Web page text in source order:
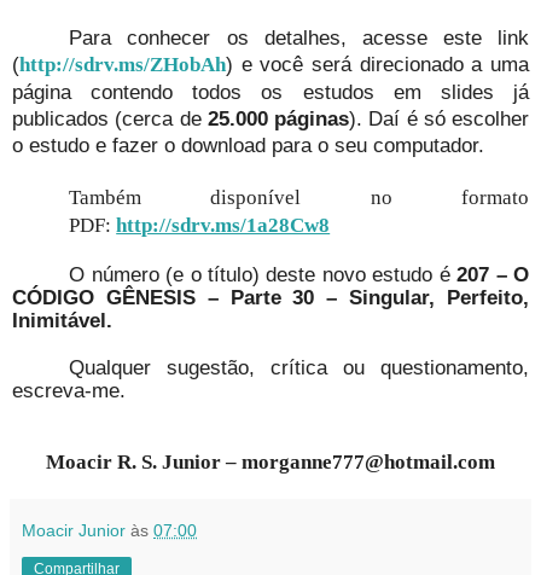
Para conhecer os detalhes, acesse este link
(http://sdrv.ms/ZHobAh) e você será direcionado a uma
página contendo todos os estudos em slides já
publicados (cerca de 25.000 páginas). Daí é só escolher
o estudo e fazer o download para o seu computador.
Também disponível no formato
PDF: http://sdrv.ms/1a28Cw8
O número (e o título) deste novo estudo é 207 – O
CÓDIGO GÊNESIS – Parte 30 – Singular, Perfeito,
Inimitável.
Qualquer sugestão, crítica ou questionamento,
escreva-me.
Moacir R. S. Junior – morganne777@hotmail.com
Moacir Junior às 07:00
Compartilhar